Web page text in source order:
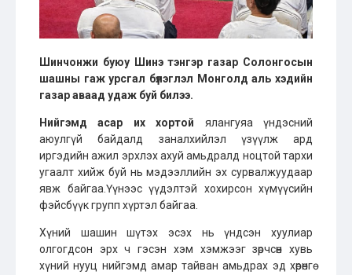
Шинчонжи буюу Шинэ тэнгэр газар Солонгосын
шашны гаж урсгал бүлэглэл Монголд аль хэдийн
газар аваад удаж буй билээ.
Нийгэмд асар их хортой ялангуяа үндэсний
аюулгүй байдалд заналхийлэл үзүүлж ард
иргэдийн ажил эрхлэх ахуй амьдралд ноцтой тархи
угаалт хийж буй нь мэдээллийн эх сурвалжуудаар
явж байгаа.Үүнээс үүдэлтэй хохирсон хүмүүсийн
фэйсбүүк групп хүртэл байгаа.
Хүний шашин шүтэх эсэх нь үндсэн хуулиар
олгогдсон эрх ч гэсэн хэм хэмжээг зөрчсөн хувь
хүний нууц нийгэмд амар тайван амьдрах эд хөрөнгө